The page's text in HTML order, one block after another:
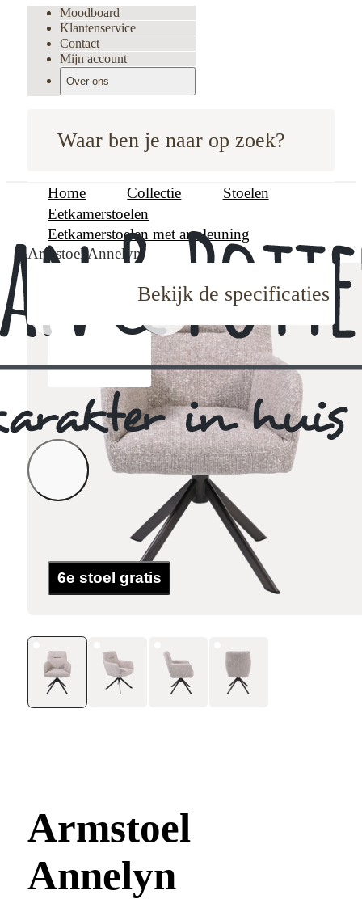
Waar ben je naar op zoek?
Moodboard
Klantenservice
Contact
Mijn account
Over ons
Home Collectie
Stoelen
Eetkamerstoelen
Eetkamerstoelen met armleuning
Armstoel Annelyn
6e stoel gratis
Bekijk de specificaties
Armstoel
Annelyn